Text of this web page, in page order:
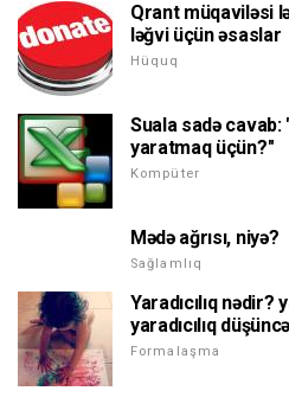
Qrant müqaviləsi
ləğvi üçün əsaslar
Hüquq
Suala sadə
yaratmaq üçün?"
Kompüter
Mədə ağrısı, niyə?
Sağlamlıq
Yaradıcılıq nədir?
yaradıcılıq düşüncə
Formalaşma